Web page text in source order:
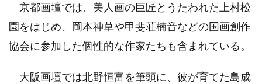
京都画壇では、美人画の巨匠とうたわれた上村松
園をはじめ、岡本神草や甲斐荘楠音などの国画創作
協会に参加した個性的な作家たちも含まれている。
大阪画壇では北野恒富を筆頭に、彼が育てた島成